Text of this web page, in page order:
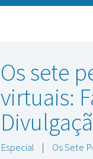
Os sete
virtuais:
Especial | Os Sete